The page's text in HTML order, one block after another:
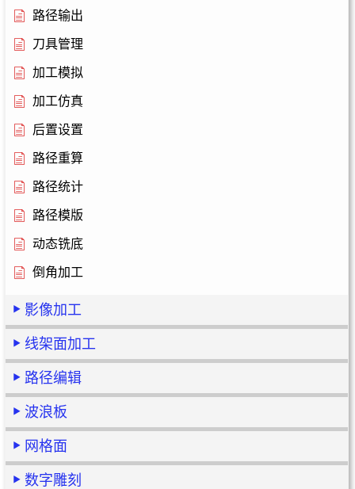
路径输出
刀具管理
加工模拟
加工仿真
后置设置
路径重算
路径统计
路径模版
动态铣底
倒角加工
影像加工
线架面加工
路径编辑
波浪板
网格面
数字雕刻